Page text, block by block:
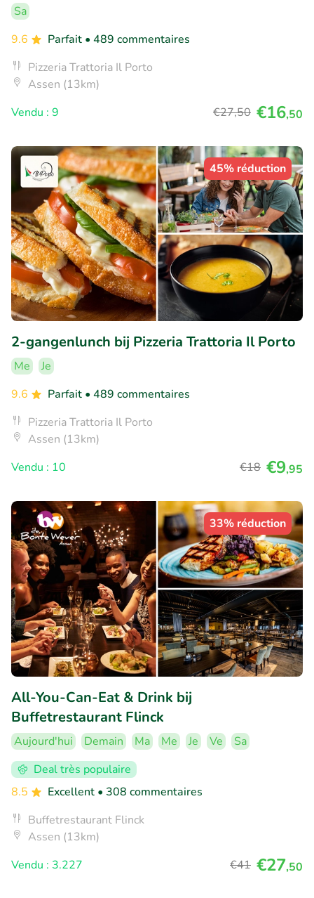
Sa
9.6
Parfait • 489 commentaires
Pizzeria Trattoria Il Porto
Assen (13km)
Vendu : 9
€27,50 €16,50
45% réduction
2-gangenlunch bij Pizzeria Trattoria Il Porto
Me
Je
9.6
Parfait • 489 commentaires
Pizzeria Trattoria Il Porto
Assen (13km)
Vendu : 10
€18 €9,95
33% réduction
All-You-Can-Eat & Drink bij
Buffetrestaurant Flinck
Aujourd'hui Demain Ma Me Je Ve
Sa
Deal très populaire
8.5
Excellent • 308 commentaires
Buffetrestaurant Flinck
Assen (13km)
Vendu : 3.227
€41 €27,50